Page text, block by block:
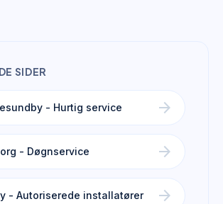
SIDER
- Hurtig service arrow_forward
- Døgnservice arrow_forward
- Autoriserede installatører arrow_forward